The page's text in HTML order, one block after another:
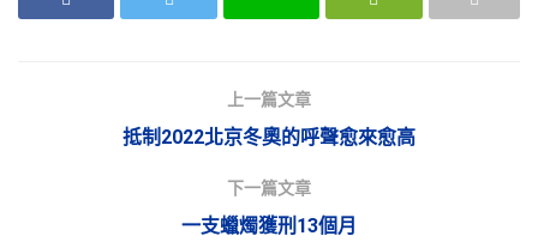
上一篇文章
抵制2022北京冬奧的呼聲愈來愈高
下一篇文章
一支蠟燭獲刑13個月